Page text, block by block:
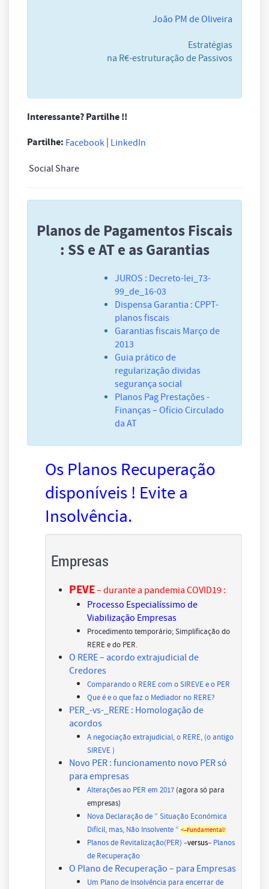
João PM de Oliveira
Estratégias
na R€-estruturação de Passivos
Interessante? Partilhe !!
Partilhe: Facebook | LinkedIn
Social Share
Planos de Pagamentos Fiscais
: SS e AT e as Garantias
JUROS : Decreto-lei_73-
99_de_16-03
Dispensa Garantia : CPPT-
planos fiscais
Garantias fiscais Março de
2013
Guia prático de
regularização dividas
segurança social
Planos Pag Prestações -
Finanças – Ofício Circulado
da AT
Os Planos Recuperação
disponíveis ! Evite a
Insolvência.
Empresas
PEVE– durante a pandemia COVID19 :
Processo Especialíssimo de
Viabilização Empresas
Procedimento temporário; Simplificação do
RERE e do PER.
O RERE – acordo extrajudicial de
Credores
Comparando o RERE com o SIREVE e o PER
Que é e o que faz o Mediador no RERE?
PER_-vs-_RERE : Homologação de
acordos
A negociação extrajudicial, o RERE, (o antigo
SIREVE )
Novo PER : funcionamento novo PER só
para empresas
Alterações ao PER em 2017 (agora só para
empresas)
Nova Declaração de ” Situação Económica
Difícil, mas, Não Insolvente “ <–Fundamental!
Planos de Revitalização(PER) –versus– Planos
de Recuperação
O Plano de Recuperação – para Empresas
Um Plano de Insolvência para encerrar de